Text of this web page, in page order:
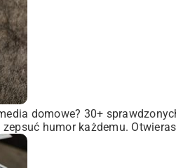
domowe? 30+
humor każdemu.